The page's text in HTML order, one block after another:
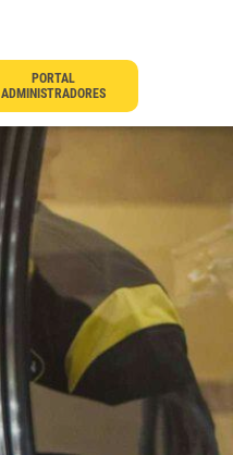
PORTAL
ADMINISTRADORES